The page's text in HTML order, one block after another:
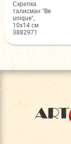
Скрепка
талисман "Be
unique",
10x14 см
3882971